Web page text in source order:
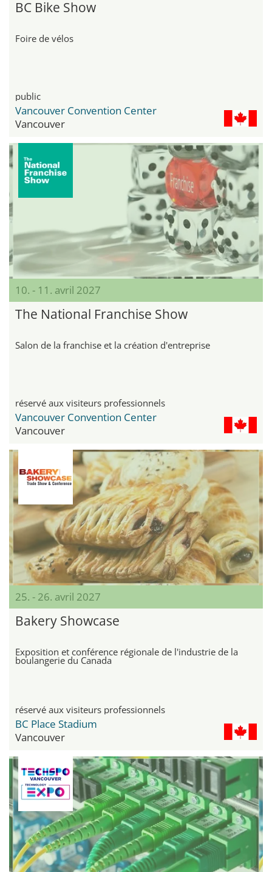
BC Bike Show
Foire de vélos
public
Vancouver Convention Center
Vancouver
10. - 11. avril 2027
The National Franchise Show
Salon de la franchise et la création d'entreprise
réservé aux visiteurs professionnels
Vancouver Convention Center
Vancouver
25. - 26. avril 2027
Bakery Showcase
Exposition et conférence régionale de l'industrie de la
boulangerie du Canada
réservé aux visiteurs professionnels
BC Place Stadium
Vancouver